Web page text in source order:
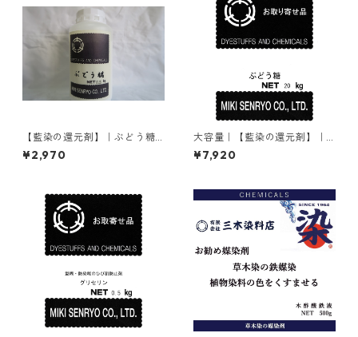
【藍染の還元剤】｜ぶどう糖
｜ブドウ糖｜D(+)-グルコース
｜500g
¥2,970
大容量｜【藍染の還元剤】｜
ぶどう糖｜ブドウ糖｜D(+)-グ
ルコース｜20㎏
¥7,920